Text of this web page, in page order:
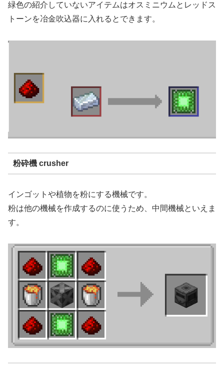
緑色の紹介していないアイテムはオスミニウムとレッドス
トーンを冶金吹込器に入れるとできます。
粉砕機 crusher
インゴットや植物を粉にする機械です。
粉は他の機械を作成するのに使うため、中間機械といえま
す。